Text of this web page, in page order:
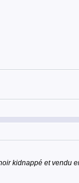
kidnappé et vendu